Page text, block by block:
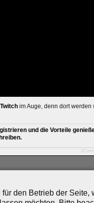
Twitch im Auge, denn dort werden
und die Vorteile
den Betrieb der